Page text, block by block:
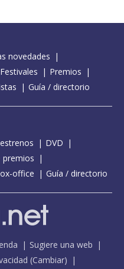
novedades
Festivales
Premios
Guía / directorio
DVD
premios
office Guía / directorio
Sugiere una web
(Cambiar)